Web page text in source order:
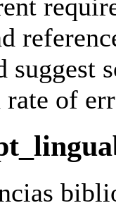
suggest
of